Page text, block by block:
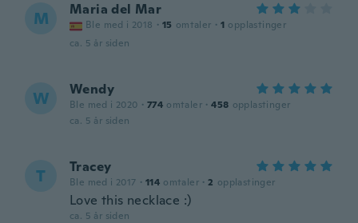
M Maria del Mar
Ble med i 2018 · 15 omtaler · 1 opplastinger
ca. 5 år siden
W Wendy
Ble med i 2020 · 774 omtaler · 458 opplastinger
ca. 5 år siden
T Tracey
Ble med i 2017 · 114 omtaler · 2 opplastinger
Love this necklace :)
ca. 5 år siden